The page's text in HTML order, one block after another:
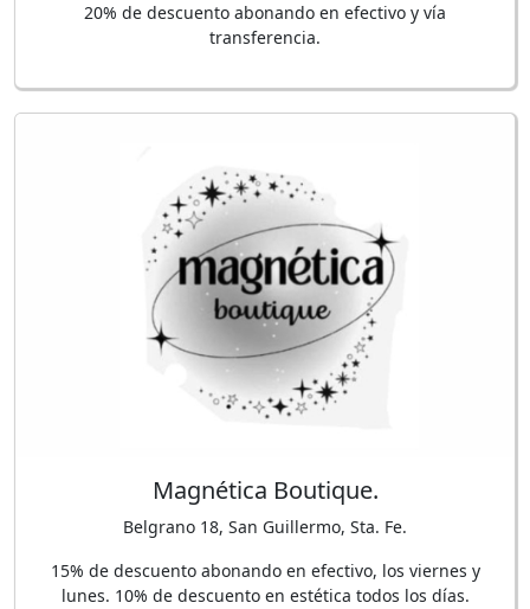
20% de descuento abonando en efectivo y vía
transferencia.
Magnética Boutique.
Belgrano 18, San Guillermo, Sta. Fe.
15% de descuento abonando en efectivo, los viernes y
lunes. 10% de descuento en estética todos los días.